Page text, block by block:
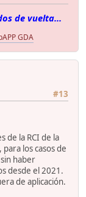
de vuelta...
GDA
#13
de la RCI de la
los casos de
haber
desde el 2021.
de aplicación.